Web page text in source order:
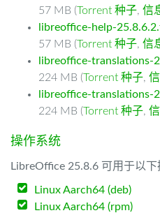
57 MB (Torrent 种子, 信
libreoffice-help-
57 MB (Torrent 种子, 信
libreoffice-translations-
224 MB (Torrent 种子,
libreoffice-translations-
224 MB (Torrent 种子,
操作系统
LibreOffice 25.8.6 可用于以
Linux Aarch64 (deb)
Linux Aarch64 (rpm)